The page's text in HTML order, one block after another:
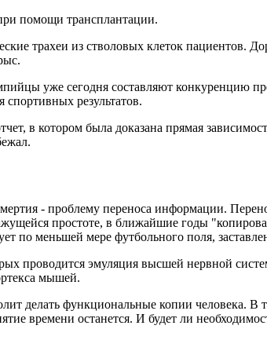
помощи трансплантации.
трахеи из стволовых клеток пациентов.
уже сегодня составляют конкуренцию
результатов.
в котором была доказана прямая
- проблему переноса информации.
простоте, в ближайшие годы
по меньшей мере футбольного поля,
проводится эмуляция высшей нервной
мышей.
делать функциональные копии человека. В
времени останется. И будет ли